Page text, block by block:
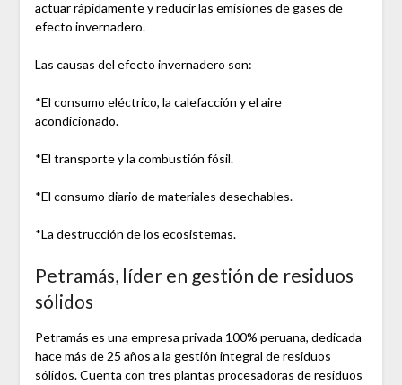
actuar rápidamente y reducir las emisiones de gases de
efecto invernadero.
Las causas del efecto invernadero son:
*El consumo eléctrico, la calefacción y el aire
acondicionado.
*El transporte y la combustión fósil.
*El consumo diario de materiales desechables.
*La destrucción de los ecosistemas.
Petramás, líder en gestión de residuos
sólidos
Petramás es una empresa privada 100% peruana, dedicada
hace más de 25 años a la gestión integral de residuos
sólidos. Cuenta con tres plantas procesadoras de residuos